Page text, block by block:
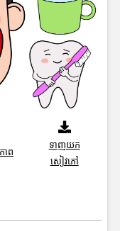
ាព
ទាញយក
សៀវភៅ